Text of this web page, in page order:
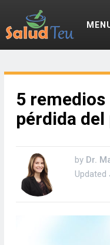
5
pérdida del
by Dr.
Updated